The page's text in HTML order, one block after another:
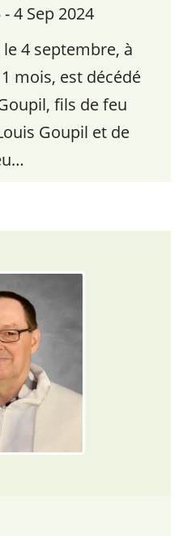
4 Sep 2024
le 4 septembre, à
1 mois, est décédé
fils de feu
Goupil et de